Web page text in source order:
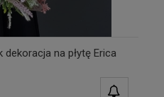
na płytę Erica